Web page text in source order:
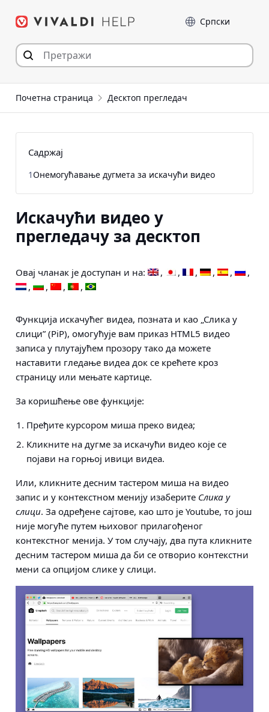
Језик
Почетна страница Десктоп прегледач
Искачући видео у
прегледачу за десктоп
Овај чланак је доступан и на:
Функција искачућег видеа, позната и као „Слика у
слици” (PiP), омогућује вам приказ HTML5 видео
записа у плутајућем прозору тако да можете
наставити гледање видеа док се крећете кроз
страницу или мењате картице.
За коришћење ове функције:
Пређите курсором миша преко видеа;
Кликните на дугме за искачући видео које се
појави на горњој ивици видеа.
Или, кликните десним тастером миша на видео
запис и у контекстном менију изаберите Слика у
слици. За одређене сајтове, као што је Youtube, то још
није могуће путем њиховог прилагођеног
контекстног менија. У том случају, два пута кликните
десним тастером миша да би се отворио контекстни
мени са опцијом слике у слици.
Садржај
1Онемогућавање дугмета за искачући видео